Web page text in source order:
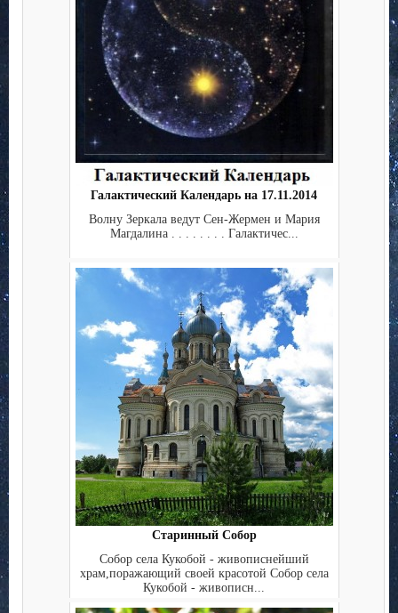
Галактический Календарь на 17.11.2014
Волну Зеркала ведут Сен-Жермен и Мария
Магдалина . . . . . . . . Галактичес...
Старинный Собор
Собор села Кукобой - живописнейший
храм,поражающий своей красотой Собор села
Кукобой - живописн...